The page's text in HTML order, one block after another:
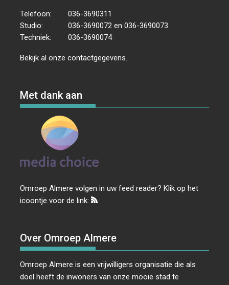
Telefoon:
036-3690311
Studio:
036-3690072 en 036-3690073
Techniek:
036-3690074
Bekijk al onzecontactgegevens
Met dank aan
Omroep Almere volgen in uw feed reader? Klik op het
icoontje voor de link:
Over Omroep Almere
Omroep Almere is een vrijwilligers organisatie die als
doel heeft de inwoners van onze mooie stad te